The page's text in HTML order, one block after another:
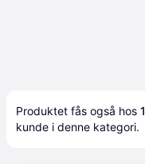
Produktet fås også hos 1
kunde i denne kategori.